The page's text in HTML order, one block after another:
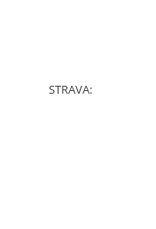
STRAVA: